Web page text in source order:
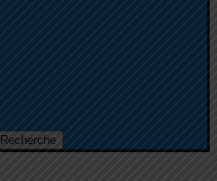
Recherche